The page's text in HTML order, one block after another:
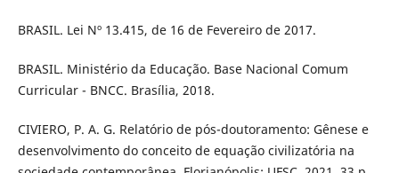
BRASIL. Lei Nº 13.415, de 16 de Fevereiro de 2017.
BRASIL. Ministério da Educação. Base Nacional Comum
Curricular - BNCC. Brasília, 2018.
CIVIERO, P. A. G. Relatório de pós-doutoramento: Gênese e
desenvolvimento do conceito de equação civilizatória na